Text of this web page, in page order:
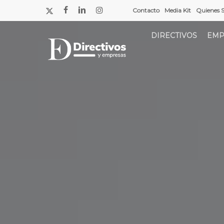
a
x-
facebooklinkedininstagram Contacto Media Kit Quienes
DIRECTIVOS